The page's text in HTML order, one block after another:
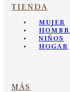
TIENDA
MUJER
NIÑOS
HOGAR
MÁS